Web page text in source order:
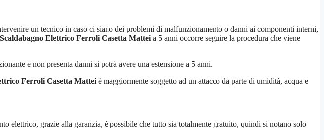
un tecnico in caso ci siano dei problemi di malfunzionamento o danni ai componenti interni,
Scaldabagno Elettrico Ferroli Casetta Mattei a 5 anni occorre seguire la procedura che viene
e non presenta danni si potrà avere una estensione a 5 anni.
Ferroli Casetta Mattei è maggiormente soggetto ad un attacco da parte di umidità, acqua e
elettrico, grazie alla garanzia, è possibile che tutto sia totalmente gratuito, quindi si notano solo